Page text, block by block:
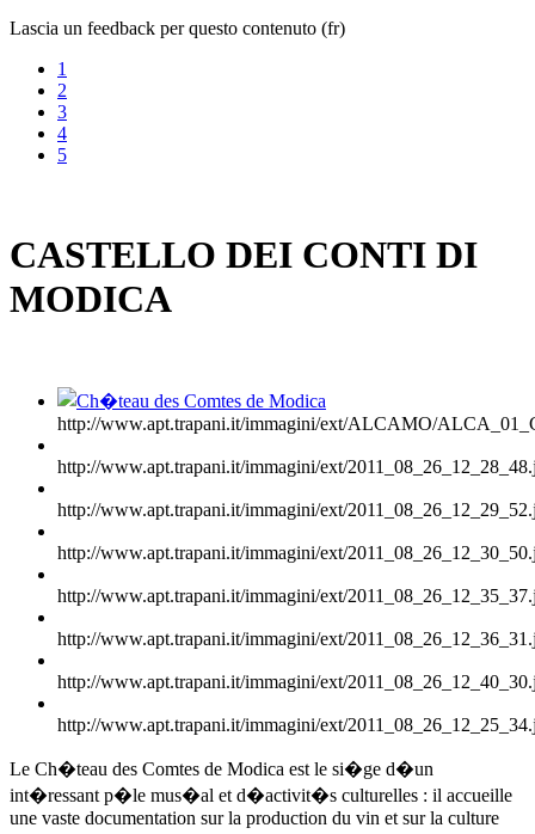
Lascia un feedback per questo contenuto (fr)
1
2
3
4
5
CASTELLO DEI CONTI DI
MODICA
http://www.apt.trapani.it/immagini/ext/ALCAMO/
http://www.apt.trapani.it/immagini/ext/
http://www.apt.trapani.it/immagini/ext/
http://www.apt.trapani.it/immagini/ext/
http://www.apt.trapani.it/immagini/ext/
http://www.apt.trapani.it/immagini/ext/
http://www.apt.trapani.it/immagini/ext/
http://www.apt.trapani.it/immagini/ext/
Le Ch�teau des Comtes de Modica est le si�ge d�un
int�ressant p�le mus�al et d�activit�s culturelles : il accueille
une vaste documentation sur la production du vin et sur la culture